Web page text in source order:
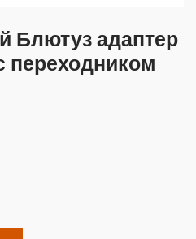
Блютуз адаптер